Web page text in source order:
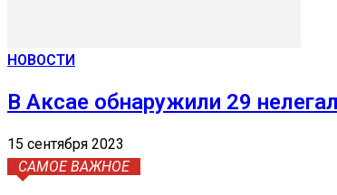
НОВОСТИ
В Аксае обнаружили 29
15 сентября 2023
САМОЕ ВАЖНОЕ